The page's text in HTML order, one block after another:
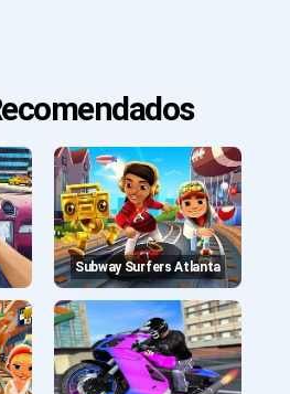
Subway Surfers Atlanta